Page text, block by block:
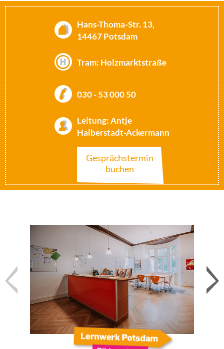
Hans-Thoma-Str. 13,
14467 Potsdam
Tram: Holzmarktstraße
030 - 53 000 50
Leitung: Antje
Halberstadt-Ackermann
Gesprächstermin
buchen